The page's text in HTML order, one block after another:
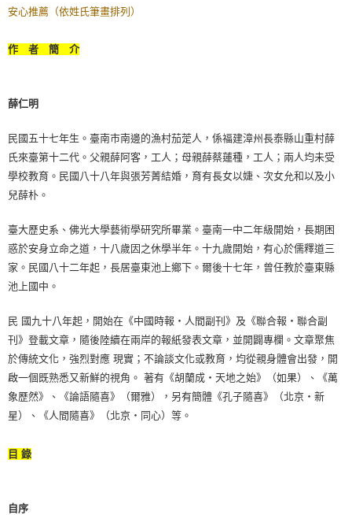
安心推薦（依姓氏筆畫排列）
作 者 簡 介
薛仁明
民國五十七年生。臺南市南邊的漁村茄萣人，係福建漳州長泰縣山重村薛
氏來臺第十二代。父親薛阿客，工人；母親薛蔡蓮種，工人；兩人均未受
學校教育。民國八十八年與張芳菁結婚，育有長女以婕、次女允和以及小
兒薛朴。
臺大歷史系、佛光大學藝術學研究所畢業。臺南一中二年級開始，長期困
惑於安身立命之道，十八歲因之休學半年。十九歲開始，有心於儒釋道三
家。民國八十二年起，長居臺東池上鄉下。爾後十七年，曾任教於臺東縣
池上國中。
民 國九十八年起，開始在《中國時報‧人間副刊》及《聯合報‧聯合副
刊》登載文章，隨後陸續在兩岸的報紙發表文章，並開闢專欄。文章聚焦
於傳統文化，強烈對應 現實；不論談文化或教育，均從親身體會出發，開
啟一個既熟悉又新鮮的視角。 著有《胡蘭成‧天地之始》（如果）、《萬
象歷然》、《論語隨喜》（爾雅），另有簡體《孔子隨喜》（北京‧新
星）、《人間隨喜》（北京‧同心）等。
目 錄
自序